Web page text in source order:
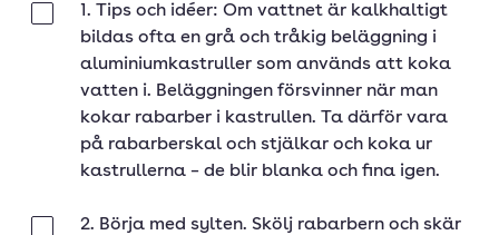
1. Tips och idéer: Om vattnet är kalkhaltigt
bildas ofta en grå och tråkig beläggning i
aluminiumkastruller som används att koka
vatten i. Beläggningen försvinner när man
kokar rabarber i kastrullen. Ta därför vara
på rabarberskal och stjälkar och koka ur
kastrullerna – de blir blanka och fina igen.
2. Börja med sylten. Skölj rabarbern och skär